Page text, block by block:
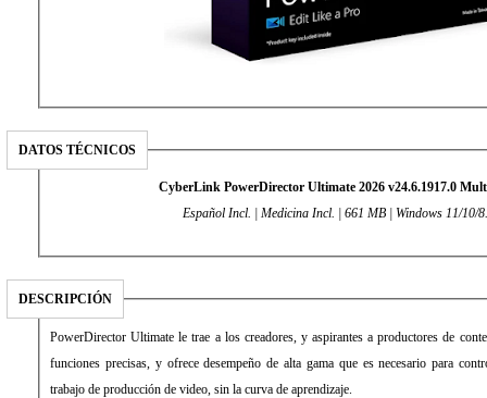
DATOS TÉCNICOS
CyberLink PowerDirector Ultimate 2026 v24.6.1917.0
Español Incl. | Medicina Incl. | 661 MB | Windows 11/10/
DESCRIPCIÓN
PowerDirector Ultimate le trae a los creadores, y aspirantes a productores de
funciones precisas, y ofrece desempeño de alta gama que es necesario para
trabajo de producción de video, sin la curva de aprendizaje.